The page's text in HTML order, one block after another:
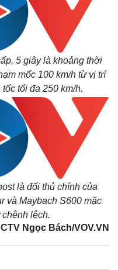
5 giây là khoảng thời
mốc 100 km/h từ vị trí
tối đa 250 km/h.
là đối thủ chính của
và Maybach S600 mặc
lệch.
CTV Ngọc Bách/VOV.VN